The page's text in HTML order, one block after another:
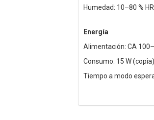
Humedad: 10–80 %
Energía
Alimentación: CA
Consumo: 15 W
Tiempo a modo